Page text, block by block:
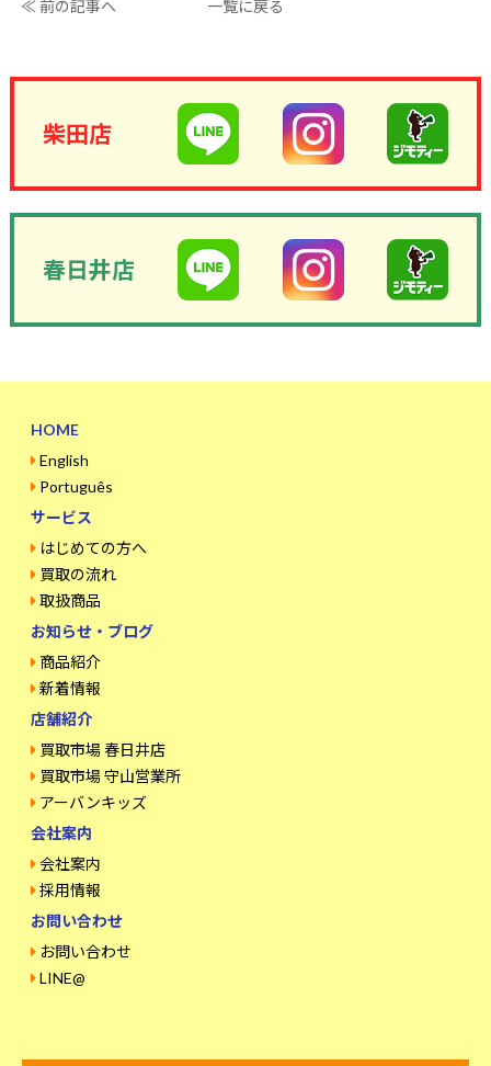
≪ 前の記事へ 一覧に戻る
柴田店
春日井店
HOME
English
Português
サービス
はじめての方へ
買取の流れ
取扱商品
お知らせ・ブログ
商品紹介
新着情報
店舗紹介
買取市場 春日井店
買取市場 守山営業所
アーバンキッズ
会社案内
会社案内
採用情報
お問い合わせ
お問い合わせ
LINE@